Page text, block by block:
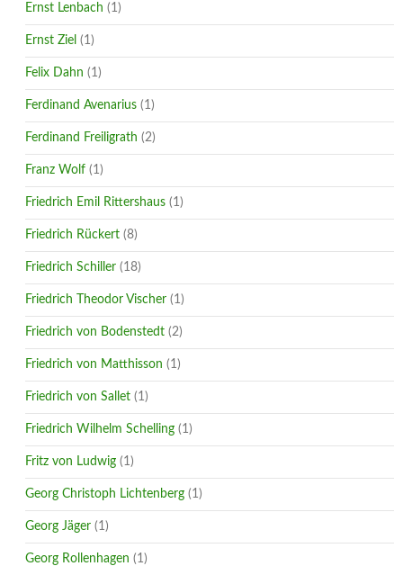
Ernst Lenbach (1)
Ernst Ziel (1)
Felix Dahn (1)
Ferdinand Avenarius (1)
Ferdinand Freiligrath (2)
Franz Wolf (1)
Friedrich Emil Rittershaus (1)
Friedrich Rückert (8)
Friedrich Schiller (18)
Friedrich Theodor Vischer (1)
Friedrich von Bodenstedt (2)
Friedrich von Matthisson (1)
Friedrich von Sallet (1)
Friedrich Wilhelm Schelling (1)
Fritz von Ludwig (1)
Georg Christoph Lichtenberg (1)
Georg Jäger (1)
Georg Rollenhagen (1)